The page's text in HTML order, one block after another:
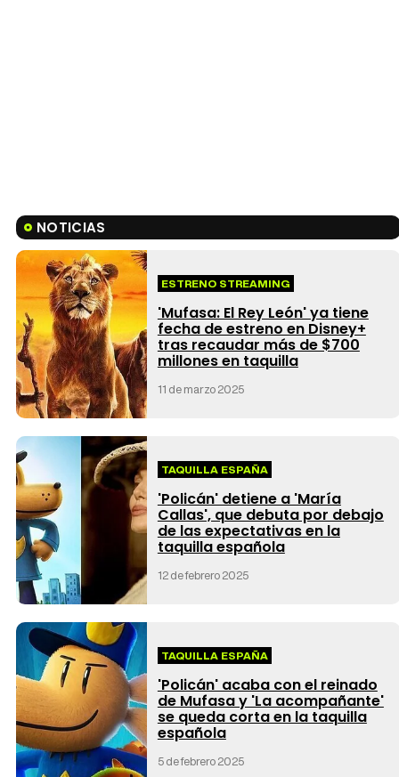
NOTICIAS
ESTRENO STREAMING
'Mufasa: El Rey León' ya tiene
fecha de estreno en Disney+
tras recaudar más de $700
millones en taquilla
11 de marzo 2025
TAQUILLA ESPAÑA
'Policán' detiene a 'María
Callas', que debuta por debajo
de las expectativas en la
taquilla española
12 de febrero 2025
TAQUILLA ESPAÑA
'Policán' acaba con el reinado
de Mufasa y 'La acompañante'
se queda corta en la taquilla
española
5 de febrero 2025